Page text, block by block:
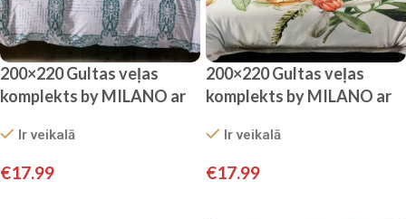
200×220 Gultas veļas
komplekts by MILANO ar
SATĪNS
Ir veikalā
€17.99
200×220 Gultas veļas
komplekts by MILANO ar
SATĪNS
Ir veikalā
€17.99